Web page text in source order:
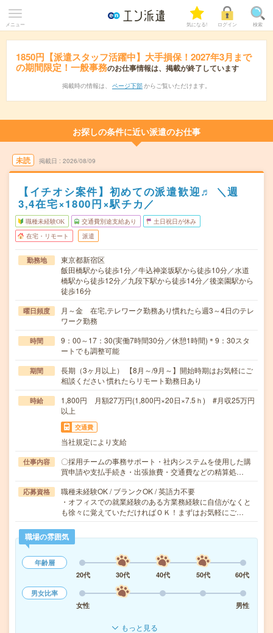
メニュー 気になる! ログイン 検索
1850円【派遣スタッフ活躍中】大手損保！2027年3月まで
の期間限定！一般事務のお仕事情報は、掲載が終了しています
掲載時の情報は、 ページ下部 からご覧いただけます。
お探しの条件に近い派遣のお仕事
未読 掲載日 2026/08/09
【イチオシ案件】初めての派遣歓迎♬ ＼週
3,4在宅×1800円×駅チカ／
職種未経験OK 交通費別途支給あり 土日祝日が休み
在宅・リモート 派遣
勤務地
東京都新宿区
飯田橋駅から徒歩1分／牛込神楽坂駅から徒歩10分／水道
橋駅から徒歩12分／九段下駅から徒歩14分／後楽園駅から
徒歩16分
曜日頻度
月～金 在宅,テレワーク勤務あり慣れたら週3～4日のテレ
ワーク勤務
時間
9：00～17：30(実働7時間30分／休憩1時間)＊9：30スタ
ートでも調整可能
期間
長期（3ヶ月以上） 【8月～/9月～】開始時期はお気軽にご
相談ください 慣れたらリモート勤務日あり
時給
1,800円 月額27万円(1,800円×20日×7.5ｈ) #月収25万円
以上
交通費
当社規定により支給
仕事内容
〇採用チームの事務サポート・社内システムを使用した購
買申請や支払手続き・出張旅費・交通費などの精算処…
応募資格
職種未経験OK / ブランクOK / 英語力不要
・オフィスでの就業経験のある方業務経験に自信がなくと
も徐々に覚えていただければＯＫ！まずはお気軽にご…
職場の雰囲気
年齢層
20代
30代 40代 50代
60代
男女比率
女性
男性
もっと見る